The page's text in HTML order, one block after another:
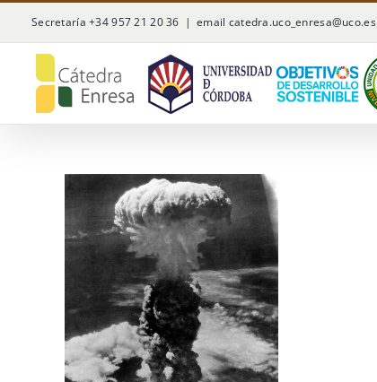
Saltar
al
contenido
Secretaría +34 957 21 20 36 | email catedra.uco_enresa@uco.es